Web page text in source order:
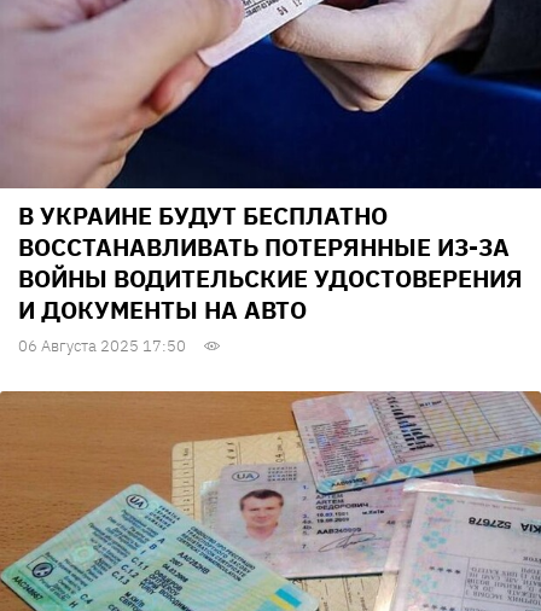
В УКРАИНЕ БУДУТ БЕСПЛАТНО
ВОССТАНАВЛИВАТЬ ПОТЕРЯННЫЕ ИЗ-ЗА
ВОЙНЫ ВОДИТЕЛЬСКИЕ УДОСТОВЕРЕНИЯ
И ДОКУМЕНТЫ НА АВТО
06 Августа 2025 17:50